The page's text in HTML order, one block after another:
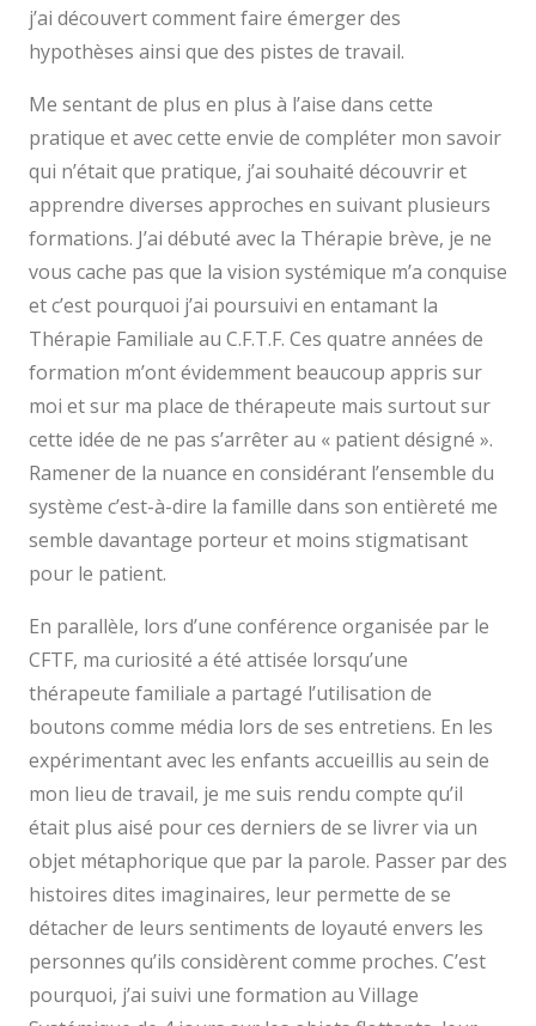
j’ai découvert comment faire émerger des
hypothèses ainsi que des pistes de travail.
Me sentant de plus en plus à l’aise dans cette
pratique et avec cette envie de compléter mon savoir
qui n’était que pratique, j’ai souhaité découvrir et
apprendre diverses approches en suivant plusieurs
formations. J’ai débuté avec la Thérapie brève, je ne
vous cache pas que la vision systémique m’a conquise
et c’est pourquoi j’ai poursuivi en entamant la
Thérapie Familiale au C.F.T.F. Ces quatre années de
formation m’ont évidemment beaucoup appris sur
moi et sur ma place de thérapeute mais surtout sur
cette idée de ne pas s’arrêter au « patient désigné ».
Ramener de la nuance en considérant l’ensemble du
système c’est-à-dire la famille dans son entièreté me
semble davantage porteur et moins stigmatisant
pour le patient.
En parallèle, lors d’une conférence organisée par le
CFTF, ma curiosité a été attisée lorsqu’une
thérapeute familiale a partagé l’utilisation de
boutons comme média lors de ses entretiens. En les
expérimentant avec les enfants accueillis au sein de
mon lieu de travail, je me suis rendu compte qu’il
était plus aisé pour ces derniers de se livrer via un
objet métaphorique que par la parole. Passer par des
histoires dites imaginaires, leur permette de se
détacher de leurs sentiments de loyauté envers les
personnes qu’ils considèrent comme proches. C’est
pourquoi, j’ai suivi une formation au Village